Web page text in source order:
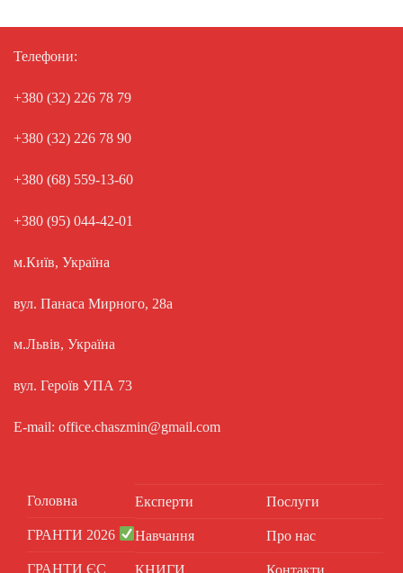
Телефони:
+380 (32) 226 78 79
+380 (32) 226 78 90
+380 (68) 559-13-60
+380 (95) 044-42-01
м.Київ, Україна
вул. Панаса Мирного, 28а
м.Львів, Україна
вул. Героїв УПА 73
E-mail: office.chaszmin@gmail.com
Головна
ГРАНТИ 2026
ГРАНТИ ЄС
Експерти
Навчання
КНИГИ
Послуги
Про нас
Контакти